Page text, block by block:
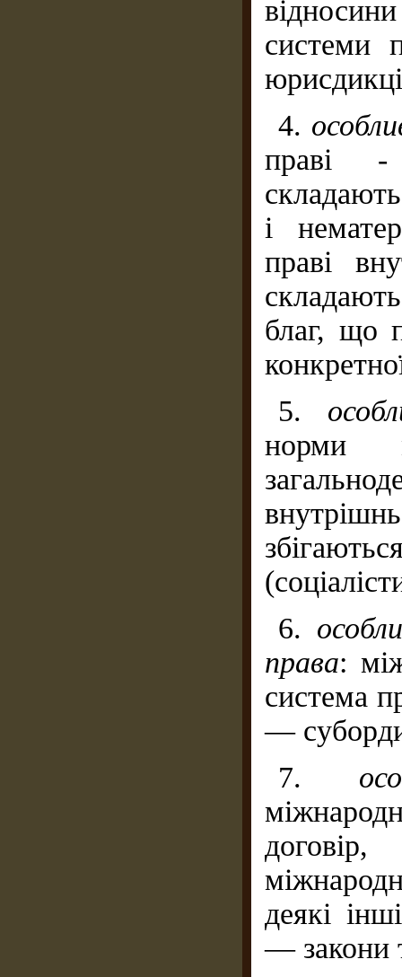
системи
4.
праві -
і
праві
благ, що
5.
норми
6.
права:
система
—
7.
деякі
— закони